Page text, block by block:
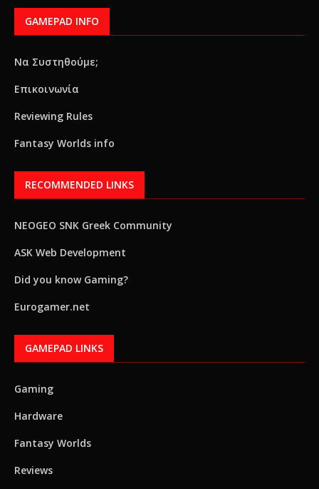
GAMEPAD INFO
Να Συστηθούμε;
Επικοινωνία
Reviewing Rules
Fantasy Worlds info
RECOMMENDED LINKS
NEOGEO SNK Greek Community
ASK Web Development
Did you know Gaming?
Eurogamer.net
GAMEPAD LINKS
Gaming
Hardware
Fantasy Worlds
Reviews